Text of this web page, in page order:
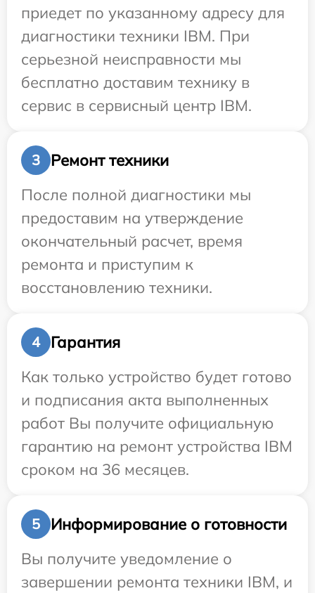
приедет по указанному адресу для
диагностики техники IBM. При
серьезной неисправности мы
бесплатно доставим технику в
сервис в сервисный центр IBM.
3
Ремонт техники
После полной диагностики мы
предоставим на утверждение
окончательный расчет, время
ремонта и приступим к
восстановлению техники.
4
Гарантия
Как только устройство будет готово
и подписания акта выполненных
работ Вы получите официальную
гарантию на ремонт устройства IBM
сроком на 36 месяцев.
5
Информирование о готовности
Вы получите уведомление о
завершении ремонта техники IBM, и